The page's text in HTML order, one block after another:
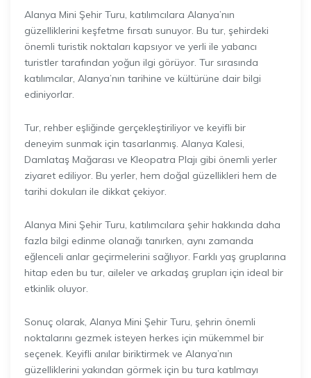
Alanya Mini Şehir Turu, katılımcılara Alanya’nın
güzelliklerini keşfetme fırsatı sunuyor. Bu tur, şehirdeki
önemli turistik noktaları kapsıyor ve yerli ile yabancı
turistler tarafından yoğun ilgi görüyor. Tur sırasında
katılımcılar, Alanya’nın tarihine ve kültürüne dair bilgi
ediniyorlar.
Tur, rehber eşliğinde gerçekleştiriliyor ve keyifli bir
deneyim sunmak için tasarlanmış. Alanya Kalesi,
Damlataş Mağarası ve Kleopatra Plajı gibi önemli yerler
ziyaret ediliyor. Bu yerler, hem doğal güzellikleri hem de
tarihi dokuları ile dikkat çekiyor.
Alanya Mini Şehir Turu, katılımcılara şehir hakkında daha
fazla bilgi edinme olanağı tanırken, aynı zamanda
eğlenceli anlar geçirmelerini sağlıyor. Farklı yaş gruplarına
hitap eden bu tur, aileler ve arkadaş grupları için ideal bir
etkinlik oluyor.
Sonuç olarak, Alanya Mini Şehir Turu, şehrin önemli
noktalarını gezmek isteyen herkes için mükemmel bir
seçenek. Keyifli anılar biriktirmek ve Alanya’nın
güzelliklerini yakından görmek için bu tura katılmayı